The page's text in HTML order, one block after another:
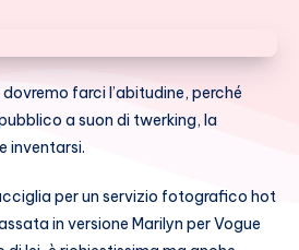
dovremo farci l’abitudine, perché
a suon di twerking, la
inventarsi.
per un servizio fotografico hot
in versione Marilyn per Vogue